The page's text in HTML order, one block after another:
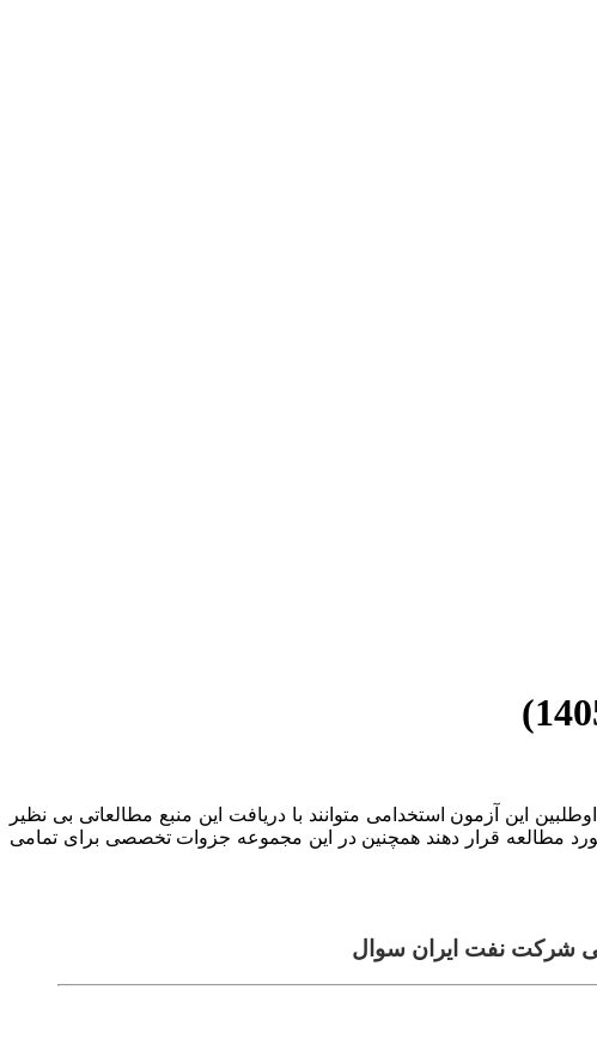
این آزمون استخدامی متوانند با دریافت این منبع مطالعاتی بی نظیر
مطالعه قرار دهند همچنین در این مجموعه جزوات تخصصی برای تمامی
شرکت نفت ایران سوال